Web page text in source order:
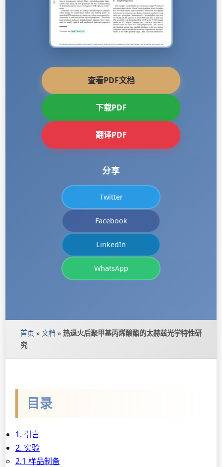
查看PDF文档
下载PDF
翻译PDF
分享
Twitter
Facebook
LinkedIn
WhatsApp
首页 » 文档 » 热退火后聚甲基丙烯酸酯的太赫兹光学特性研
究
目录
1. 引言
2. 实验
2.1 样品制备